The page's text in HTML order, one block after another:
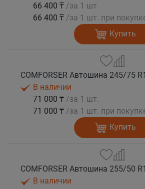
66 400 ₸ /за 1 шт.
66 400 ₸ /за 1 шт. при
Купить
В наличии
71 000 ₸ /за 1 шт.
71 000 ₸ /за 1 шт. при
Купить
В наличии